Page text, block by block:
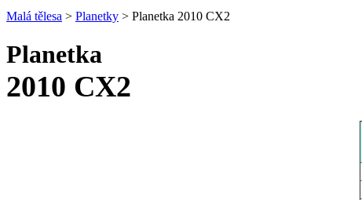
Malá tělesa > Planetky > Planetka 2010 CX2
Planetka
2010 CX2